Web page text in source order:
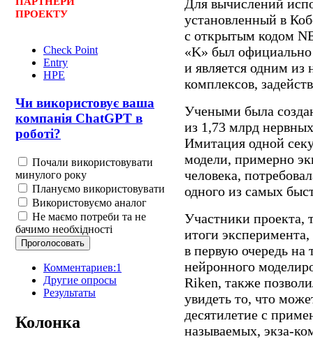
ПРОЕКТУ
Check Point
Entry
HPE
Чи використовує ваша
компанія ChatGPT в
роботі?
Почали використовувати
минулого року
Плануємо використовувати
Використовуємо аналог
Не маємо потреби та не
бачимо необхідності
Комментариев:1
Другие опросы
Результаты
Колонка
Для вычислений
установленный в
с открытым кодом
«K» был официально
и является одним
комплексов,
Учеными была
из 1,73 млрд
Имитация одной
модели, примерно
человека,
одного из самых
Участники проекта,
итоги
в первую очередь на
нейронного
Riken, также
увидеть то, что
десятилетие с
называемых, экза-